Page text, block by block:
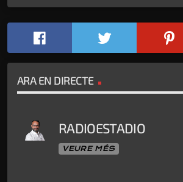
ARA EN DIRECTE
RADIOESTADIO
VEURE MÉS